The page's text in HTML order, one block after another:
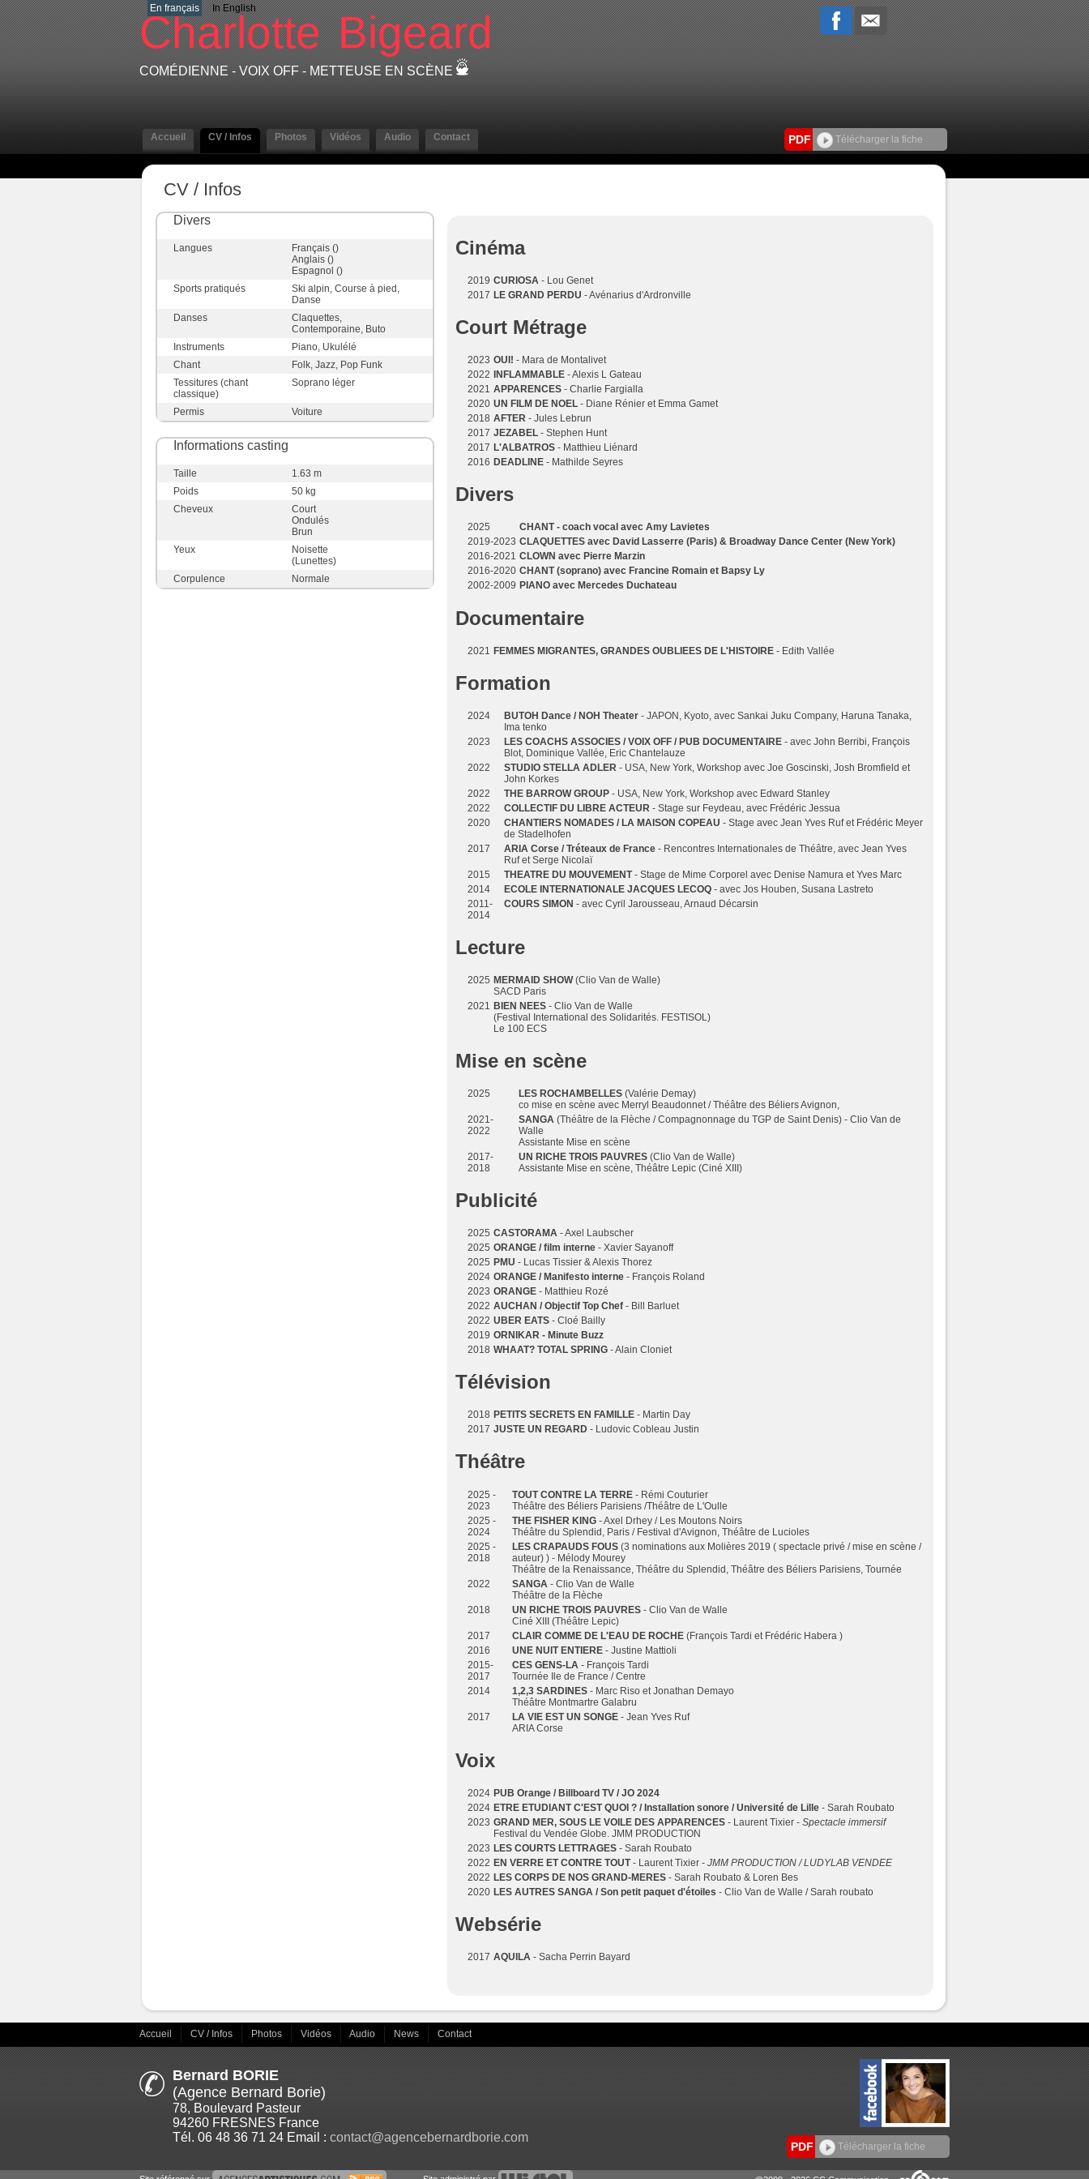
En français In English
Charlotte Bigeard
COMÉDIENNE - VOIX OFF - METTEUSE EN SCÈNE
Accueil CV / Infos Photos Vidéos Audio Contact PDF Télécharger la fiche
CV / Infos
Divers
Langues
Français ()
Anglais ()
Espagnol ()
Sports pratiqués
Ski alpin, Course à pied,
Danse
Danses
Claquettes,
Contemporaine, Buto
Instruments
Piano, Ukulélé
Chant
Folk, Jazz, Pop Funk
Tessitures (chant
classique)
Soprano léger
Permis Voiture
Informations casting
Taille
1.63 m
Poids
50 kg
Cheveux
Court
Ondulés
Brun
Yeux
Noisette
(Lunettes)
Corpulence
Normale
Cinéma
2019 CURIOSA - Lou Genet
2017 LE GRAND PERDU - Avénarius d'Ardronville
Court Métrage
2023 OUI! - Mara de Montalivet
2022
INFLAMMABLE - Alexis L Gateau
2021 APPARENCES - Charlie Fargialla
2020 UN FILM DE NOEL - Diane Rénier et Emma Gamet
2018 AFTER - Jules Lebrun
2017 JEZABEL - Stephen Hunt
2017 L'ALBATROS - Matthieu Liénard
2016 DEADLINE - Mathilde Seyres
Divers
2025
CHANT - coach vocal avec Amy Lavietes
2019-2023 CLAQUETTES avec David Lasserre (Paris) & Broadway Dance Center (New York)
2016-2021 CLOWN avec Pierre Marzin
2016-2020 CHANT (soprano) avec Francine Romain et Bapsy Ly
2002-2009 PIANO avec Mercedes Duchateau
Documentaire
2021 FEMMES MIGRANTES, GRANDES OUBLIEES DE L'HISTOIRE - Edith Vallée
Formation
2024 BUTOH Dance / NOH Theater - JAPON, Kyoto, avec Sankai Juku Company, Haruna Tanaka,
Ima tenko
2023
LES COACHS ASSOCIES / VOIX OFF / PUB DOCUMENTAIRE - avec John Berribi, François
Blot, Dominique Vallée, Eric Chantelauze
2022
STUDIO STELLA ADLER - USA, New York, Workshop avec Joe Goscinski, Josh Bromfield et
John Korkes
2022
THE BARROW GROUP - USA, New York, Workshop avec Edward Stanley
2022
COLLECTIF DU LIBRE ACTEUR - Stage sur Feydeau, avec Frédéric Jessua
2020
CHANTIERS NOMADES / LA MAISON COPEAU - Stage avec Jean Yves Ruf et Frédéric Meyer
de Stadelhofen
2017
ARIA Corse / Tréteaux de France - Rencontres Internationales de Théâtre, avec Jean Yves
Ruf et Serge Nicolaï
2015
THEATRE DU MOUVEMENT- Stage de Mime Corporel avec Denise Namura et Yves Marc
2014
ECOLE INTERNATIONALE JACQUES LECOQ - avec Jos Houben, Susana Lastreto
2011-
2014
COURS SIMON - avec Cyril Jarousseau, Arnaud Décarsin
Lecture
2025 MERMAID SHOW(Clio Van de Walle)
SACD Paris
2021 BIEN NEES - Clio Van de Walle
(Festival International des Solidarités. FESTISOL)
Le 100 ECS
Mise en scène
2025 LES ROCHAMBELLES (Valérie Demay)
co mise en scène avec Merryl Beaudonnet / Théâtre des Béliers Avignon,
2021-
2022
SANGA (Théâtre de la Flèche / Compagnonnage du TGP de Saint Denis) - Clio Van de
Walle
Assistante Mise en scène
2017-
2018
UN RICHE TROIS PAUVRES (Clio Van de Walle)
Assistante Mise en scène, Théâtre Lepic (Ciné XIII)
Publicité
2025 CASTORAMA - Axel Laubscher
2025 ORANGE / film interne - Xavier Sayanoff
2025 PMU - Lucas Tissier & Alexis Thorez
2024 ORANGE / Manifesto interne - François Roland
2023 ORANGE - Matthieu Rozé
2022 AUCHAN / Objectif Top Chef - Bill Barluet
2022 UBER EATS - Cloé Bailly
2019 ORNIKAR - Minute Buzz
2018 WHAAT? TOTAL SPRING - Alain Cloniet
Télévision
2018 PETITS SECRETS EN FAMILLE - Martin Day
2017 JUSTE UN REGARD - Ludovic Cobleau Justin
Théâtre
2025 -
2023
TOUT CONTRE LA TERRE - Rémi Couturier
Théâtre des Béliers Parisiens /Théâtre de L'Oulle
2025 -
2024
THE FISHER KING - Axel Drhey / Les Moutons Noirs
Théâtre du Splendid, Paris / Festival d'Avignon, Théâtre de Lucioles
2025 -
2018
LES CRAPAUDS FOUS (3 nominations aux Molières 2019 ( spectacle privé / mise en scène /
auteur) ) - Mélody Mourey
Théâtre de la Renaissance, Théâtre du Splendid, Théâtre des Béliers Parisiens, Tournée
2022
SANGA - Clio Van de Walle
Théâtre de la Flèche
2018
UN RICHE TROIS PAUVRES - Clio Van de Walle
Ciné XIII (Théâtre Lepic)
2017
CLAIR COMME DE L'EAU DE ROCHE (François Tardi et Frédéric Habera )
2016
UNE NUIT ENTIERE - Justine Mattioli
2015-
2017
CES GENS-LA - François Tardi
Tournée Ile de France / Centre
2014
1,2,3 SARDINES - Marc Riso et Jonathan Demayo
Théâtre Montmartre Galabru
2017
LA VIE EST UN SONGE - Jean Yves Ruf
ARIA Corse
Voix
2024 PUB Orange / Billboard TV / JO 2024
2024 ETRE ETUDIANT C'EST QUOI ? / Installation sonore / Université de Lille - Sarah Roubato
2023 GRAND MER, SOUS LE VOILE DES APPARENCES - Laurent Tixier - Spectacle immersif
Festival du Vendée Globe. JMM PRODUCTION
2023 LES COURTS LETTRAGES - Sarah Roubato
2022 EN VERRE ET CONTRE TOUT- Laurent Tixier - JMM PRODUCTION / LUDYLAB VENDEE
2022 LES CORPS DE NOS GRAND-MERES - Sarah Roubato & Loren Bes
2020 LES AUTRES SANGA / Son petit paquet d'étoiles - Clio Van de Walle / Sarah roubato
Websérie
2017 AQUILA - Sacha Perrin Bayard
Accueil CV / Infos Photos Vidéos Audio News Contact
Bernard BORIE
(Agence Bernard Borie)
78, Boulevard Pasteur
94260 FRESNES France
Tél. 06 48 36 71 24 Email : contact@agencebernardborie.com
PDF Télécharger la fiche